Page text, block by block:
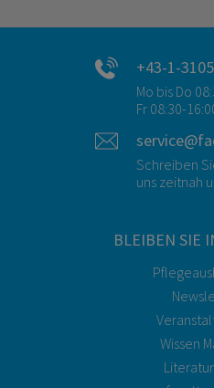
+43-1-
Mo bis Do
Fr 08:30-
Schreiben
uns zeitnah
BLEIBEN SIE
Wissen